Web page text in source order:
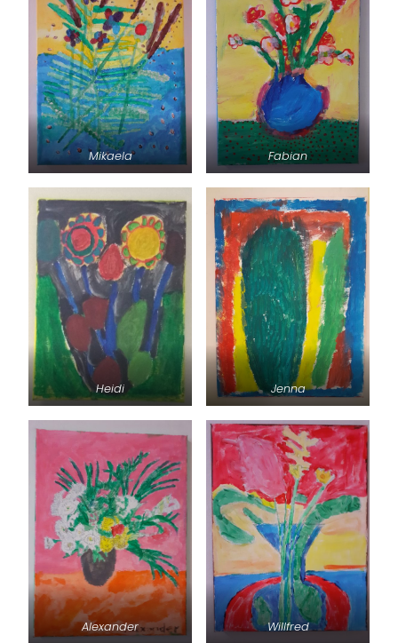
Mikaela Fabian
Heidi Jenna
Alexander Willfred